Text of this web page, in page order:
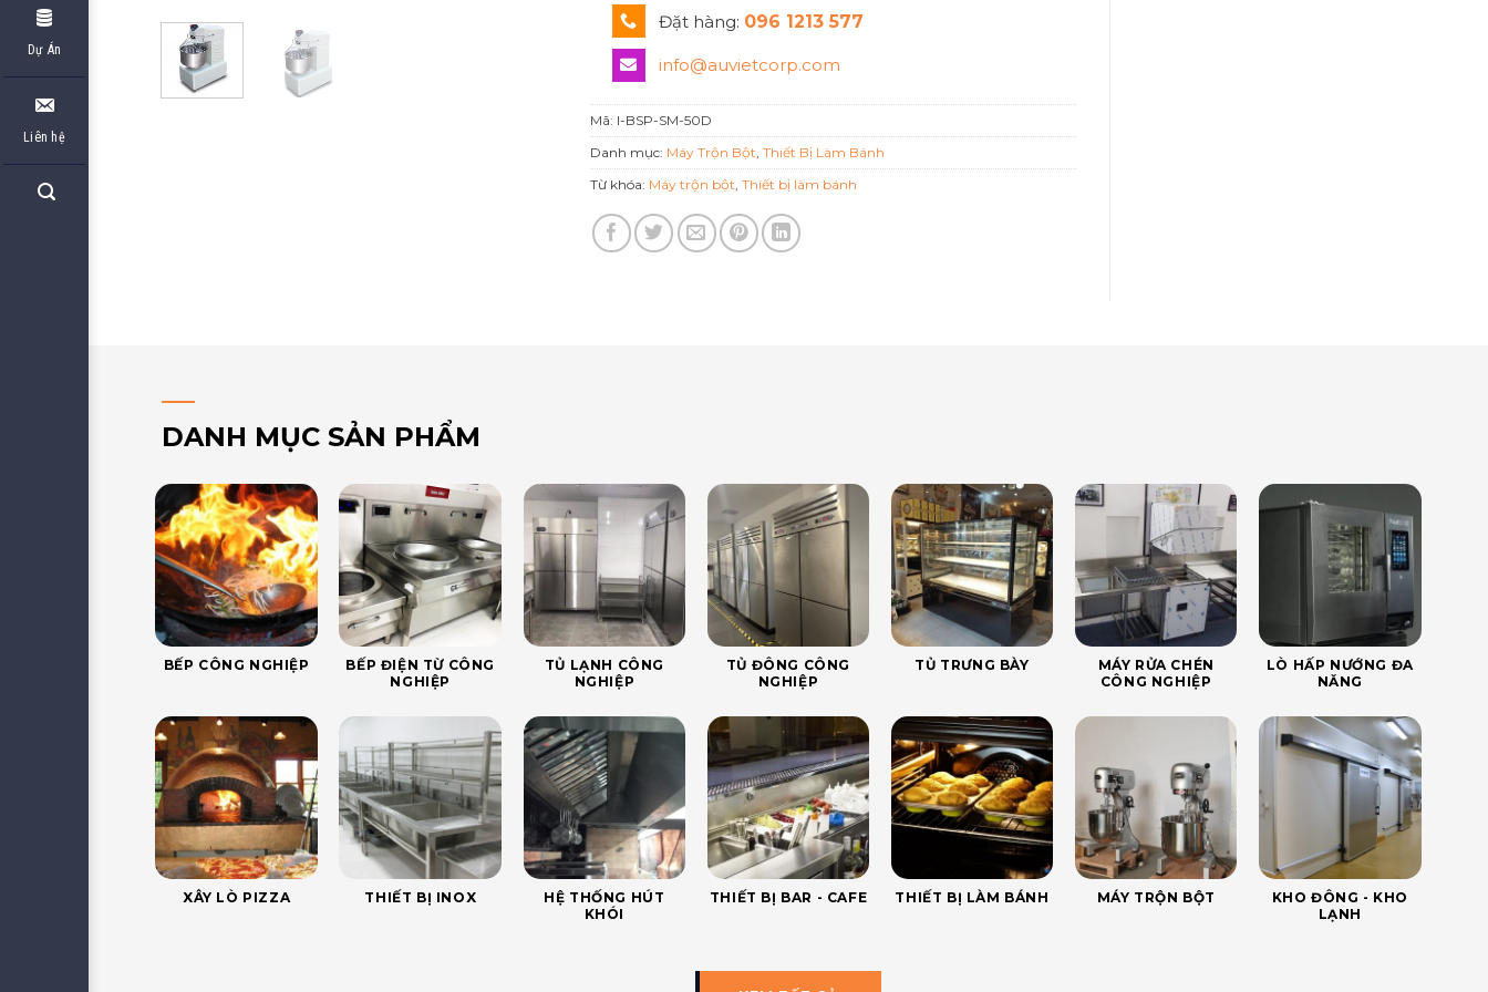
Dự Án
Liên hệ
Đặt hàng: 096 1213 577
info@auvietcorp.com
Mã: I-BSP-SM-50D
Danh mục: Máy Trộn Bột ,Thiết Bị Làm Bánh
Từ khóa: Máy trộn bột ,Thiết bị làm bánh
DANH MỤC SẢN PHẨM
BẾP CÔNG NGHIỆP
BẾP ĐIỆN TỪ CÔNG
NGHIỆP
TỦ LẠNH CÔNG
NGHIỆP
TỦ ĐÔNG CÔNG
NGHIỆP
TỦ TRƯNG BÀY
MÁY RỬA CHÉN
CÔNG NGHIỆP
LÒ HẤP NƯỚNG ĐA
NĂNG
XÂY LÒ PIZZA THIẾT BỊ INOX
HỆ THỐNG HÚT
KHÓI
THIẾT BỊ BAR - CAFE THIẾT BỊ LÀM BÁNH MÁY TRỘN BỘT
KHO ĐÔNG - KHO
LẠNH